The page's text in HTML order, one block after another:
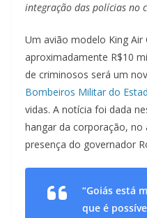
integração das polícias no
Um avião modelo King Air
aproximadamente R$10
de criminosos será um
Bombeiros Militar do
vidas. A notícia foi dada
hangar da corporação,
presença do governador
“Goiás está
que é